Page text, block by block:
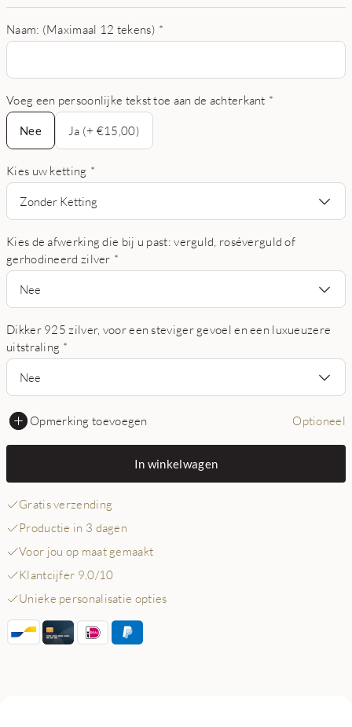
Naam: (Maximaal 12 tekens) *
Voeg een persoonlijke tekst toe aan de achterkant *
Nee
Nee
Ja (+ €15,00)
Kies uw ketting *
Zonder Ketting
Kies de afwerking die bij u past: verguld, roséverguld of
gerhodineerd zilver *
Nee
Dikker 925 zilver, voor een steviger gevoel en een luxueuzere
uitstraling *
Nee
Opmerking toevoegen Optioneel
In winkelwagen
Gratis verzending
Productie in 3 dagen
Voor jou op maat gemaakt
Klantcijfer 9,0/10
Unieke personalisatie opties